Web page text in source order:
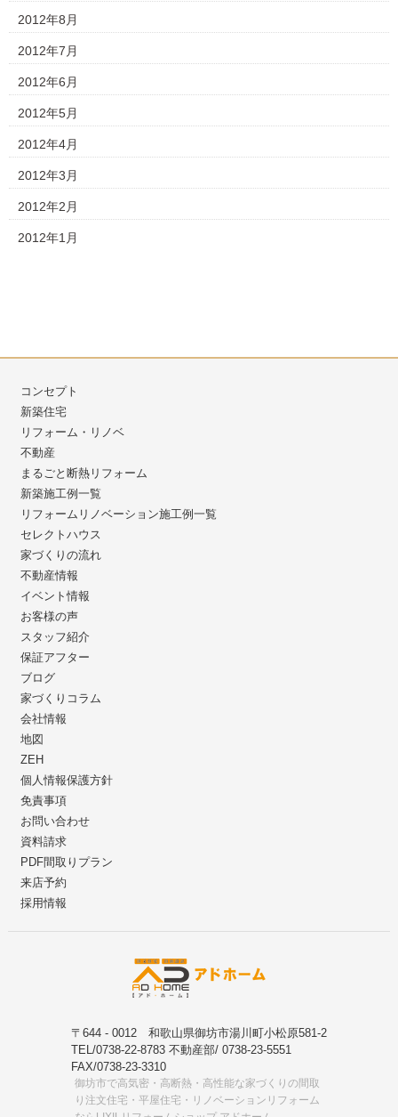
2012年8月
2012年7月
2012年6月
2012年5月
2012年4月
2012年3月
2012年2月
2012年1月
コンセプト
新築住宅
リフォーム・リノベ
不動産
まるごと断熱リフォーム
新築施工例一覧
リフォームリノベーション施工例一覧
セレクトハウス
家づくりの流れ
不動産情報
イベント情報
お客様の声
スタッフ紹介
保証アフター
ブログ
家づくりコラム
会社情報
地図
ZEH
個人情報保護方針
免責事項
お問い合わせ
資料請求
PDF間取りプラン
来店予約
採用情報
〒644 - 0012 和歌山県御坊市湯川町小松原581-2
TEL/0738-22-8783 不動産部/ 0738-23-5551
FAX/0738-23-3310
御坊市で高気密・高断熱・高性能な家づくりの間取
り注文住宅・平屋住宅・リノベーションリフォーム